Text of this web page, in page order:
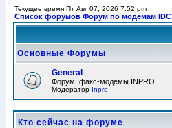
Текущее время Пт Авг 07, 2026 7:52 pm
Список форумов Форум по модемам IDC
Основные Форумы
General
Форум: факс-модемы INPRO
Модератор Inpro
Кто сейчас на форуме